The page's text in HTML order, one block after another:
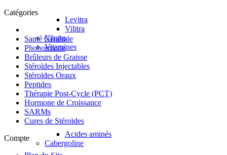
Levitra
Vilitra
Viagra
Vitamines
Acides aminés
Cabergoline
Catégories
Santé Générale
Phohormone
Brûleurs de Graisse
Stéroïdes Injectables
Stéroïdes Oraux
Peptides
Thérapie Post-Cycle (PCT)
Hormone de Croissance
SARMs
Cures de Stéroïdes
Compte